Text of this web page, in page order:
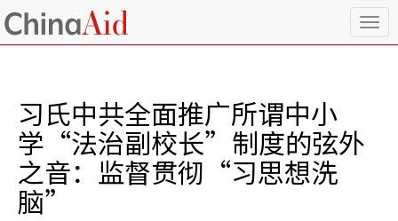
T
o
习氏中共全面推广所谓中小
学“法治副校长”制度的弦外
之音：监督贯彻“习思想洗
脑”